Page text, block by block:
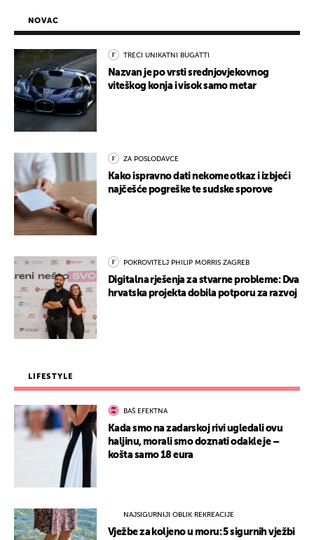
NOVAC
TREĆI UNIKATNI BUGATTI
Nazvan je po vrsti srednjovjekovnog
viteškog konja i visok samo metar
ZA POSLODAVCE
Kako ispravno dati nekome otkaz i izbjeći
najčešće pogreške te sudske sporove
POKROVITELJ PHILIP MORRIS ZAGREB
Digitalna rješenja za stvarne probleme: Dva
hrvatska projekta dobila potporu za razvoj
LIFESTYLE
BAŠ EFEKTNA
Kada smo na zadarskoj rivi ugledali ovu
haljinu, morali smo doznati odakle je –
košta samo 18 eura
NAJSIGURNIJI OBLIK REKREACIJE
Vježbe za koljeno u moru: 5 sigurnih vježbi